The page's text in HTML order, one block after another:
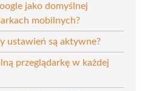
jako domyślnej
mobilnych?
ustawień są aktywne?
przeglądarkę w każdej